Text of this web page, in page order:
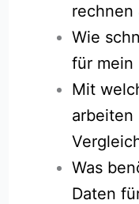
rechnen
Wie
für mein
Mit
arbeiten
Was
Daten